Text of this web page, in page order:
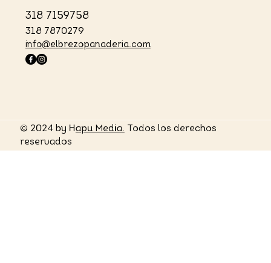
318 7159758
318 7870279
info@elbrezopanaderia.com
© 2024 by Hapu Media. Todos los derechos
reservados